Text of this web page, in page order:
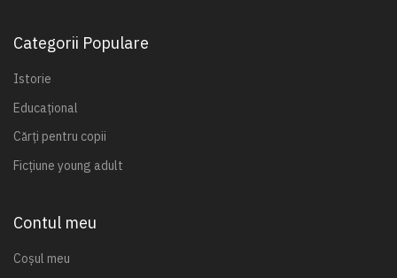
Categorii Populare
Istorie
Educațional
Cărți pentru copii
Ficțiune young adult
Contul meu
Coșul meu